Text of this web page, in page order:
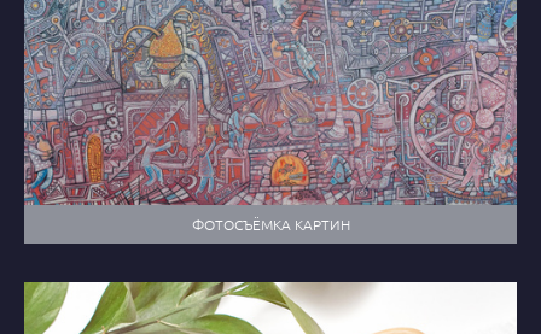
ФОТОСЪЁМКА КАРТИН